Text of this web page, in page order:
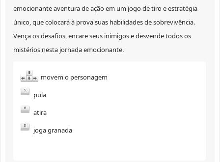
emocionante aventura de ação em um jogo de tiro e estratégia
único, que colocará à prova suas habilidades de sobrevivência.
Vença os desafios, encare seus inimigos e desvende todos os
mistérios nesta jornada emocionante.
movem o personagem
pula
atira
joga granada